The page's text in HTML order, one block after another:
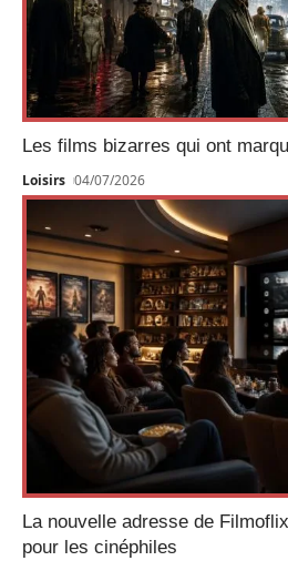
Les films bizarres qui ont
Loisirs 04/07/2026
La nouvelle adresse de
pour les cinéphiles